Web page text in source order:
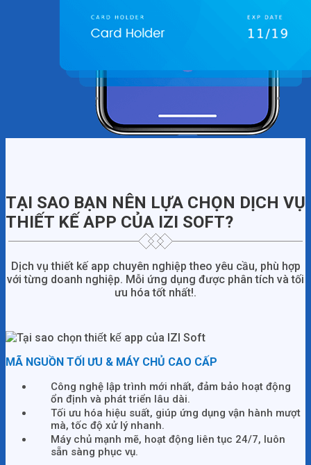
TẠI SAO BẠN NÊN LỰA CHỌN DỊCH VỤ
THIẾT KẾ APP CỦA IZI SOFT?
Dịch vụ thiết kế app chuyên nghiệp theo yêu cầu, phù hợp
với từng doanh nghiệp. Mỗi ứng dụng được phân tích và tối
ưu hóa tốt nhất!.
MÃ NGUỒN TỐI ƯU & MÁY CHỦ CAO CẤP
Công nghệ lập trình mới nhất, đảm bảo hoạt động
ổn định và phát triển lâu dài.
Tối ưu hóa hiệu suất, giúp ứng dụng vận hành mượt
mà, tốc độ xử lý nhanh.
Máy chủ mạnh mẽ, hoạt động liên tục 24/7, luôn
sẵn sàng phục vụ.